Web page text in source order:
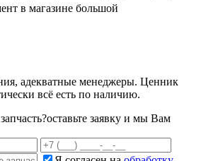
в магазине большой
адекватные менеджеры. Ценник
всё есть по наличию.
оставьте заявку и мы Вам